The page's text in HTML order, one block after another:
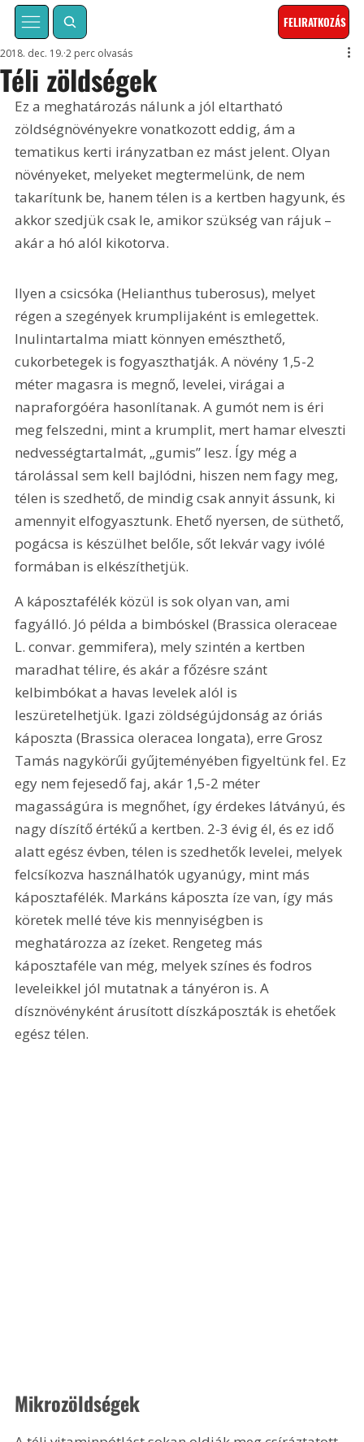
FELIRATKOZÁS
Téli zöldségek
2018. dec. 19. 2 perc olvasás
Ez a meghatározás nálunk a jól eltartható
zöldségnövényekre vonatkozott eddig, ám a
tematikus kerti irányzatban ez mást jelent. Olyan
növényeket, melyeket megtermelünk, de nem
takarítunk be, hanem télen is a kertben hagyunk, és
akkor szedjük csak le, amikor szükség van rájuk –
akár a hó alól kikotorva.
Ilyen a csicsóka (Helianthus tuberosus), melyet
régen a szegények krumplijaként is emlegettek.
Inulintartalma miatt könnyen emészthető,
cukorbetegek is fogyaszthatják. A növény 1,5-2
méter magasra is megnő, levelei, virágai a
napraforgóéra hasonlítanak. A gumót nem is éri
meg felszedni, mint a krumplit, mert hamar elveszti
nedvességtartalmát, „gumis” lesz. Így még a
tárolással sem kell bajlódni, hiszen nem fagy meg,
télen is szedhető, de mindig csak annyit ássunk, ki
amennyit elfogyasztunk. Ehető nyersen, de süthető,
pogácsa is készülhet belőle, sőt lekvár vagy ivólé
formában is elkészíthetjük.
A káposztafélék közül is sok olyan van, ami
fagyálló. Jó példa a bimbóskel (Brassica oleraceae
L. convar. gemmifera), mely szintén a kertben
maradhat télire, és akár a főzésre szánt
kelbimbókat a havas levelek alól is
leszüretelhetjük. Igazi zöldségújdonság az óriás
káposzta (Brassica oleracea longata), erre Grosz
Tamás nagykörűi gyűjteményében figyeltünk fel. Ez
egy nem fejesedő faj, akár 1,5-2 méter
magasságúra is megnőhet, így érdekes látványú, és
nagy díszítő értékű a kertben. 2-3 évig él, és ez idő
alatt egész évben, télen is szedhetők levelei, melyek
felcsíkozva használhatók ugyanúgy, mint más
káposztafélék. Markáns káposzta íze van, így más
köretek mellé téve kis mennyiségben is
meghatározza az ízeket. Rengeteg más
káposztaféle van még, melyek színes és fodros
leveleikkel jól mutatnak a tányéron is. A
dísznövényként árusított díszkáposzták is ehetőek
egész télen.
Mikrozöldségek